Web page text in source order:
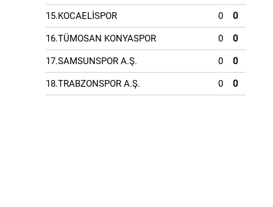
15.KOCAELİSPOR 0 0
16.TÜMOSAN KONYASPOR 0 0
17.SAMSUNSPOR A.Ş. 0 0
18.TRABZONSPOR A.Ş. 0 0